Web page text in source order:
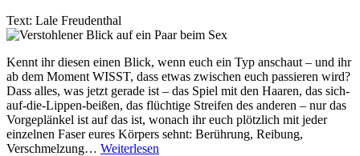
Text: Lale Freudenthal
Kennt ihr diesen einen Blick, wenn euch ein Typ anschaut – und ihr
ab dem Moment WISST, dass etwas zwischen euch passieren wird?
Dass alles, was jetzt gerade ist – das Spiel mit den Haaren, das sich-
auf-die-Lippen-beißen, das flüchtige Streifen des anderen – nur das
Vorgeplänkel ist auf das ist, wonach ihr euch plötzlich mit jeder
einzelnen Faser eures Körpers sehnt: Berührung, Reibung,
Verschmelzung… Weiterlesen